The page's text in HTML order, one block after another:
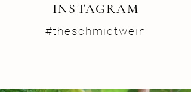
INSTAGRAM
#theschmidtwein